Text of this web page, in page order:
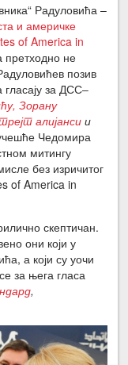
Радуловића –
и америчке
of America in
претходно не
позив
за ДСС‒
Зорану
алијанси и
Чедомира
митингу
без изричитог
of America in
скептичан.
они који у
а који су уочи
за њега гласа
,